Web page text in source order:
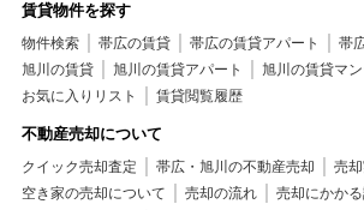
賃貸物件を探す
物件検索 帯広の賃貸 帯広の賃貸アパート
帯
旭川の賃貸
旭川の賃貸アパート
旭川の賃貸マ
お気に入りリスト
賃貸閲覧履歴
不動産売却について
クイック売却査定 帯広・旭川の不動産売却
売
空き家の売却について
売却の流れ
売却にかか